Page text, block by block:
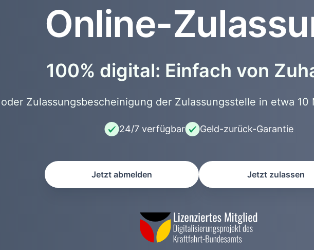
Online-
100% digital: Einfach von
Zulassungsbescheinigung der Zulassungsstelle in etwa
24/7 verfügbar Geld-zurück-Garantie
Jetzt abmelden Jetzt zulassen